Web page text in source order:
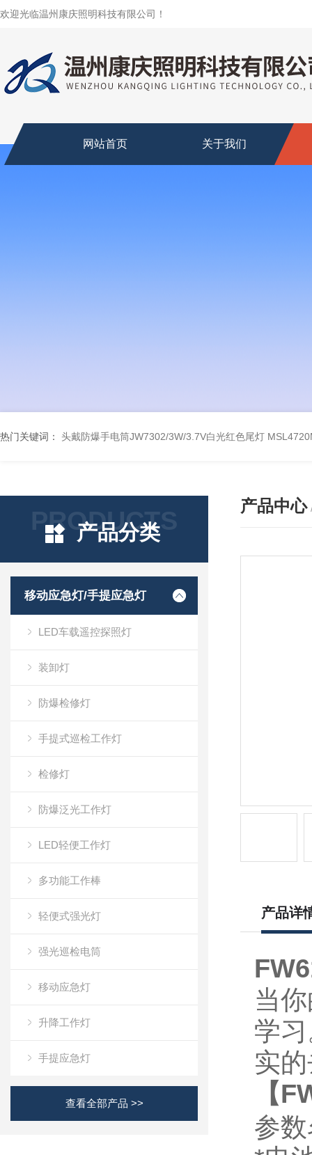
欢迎光临温州康庆照明科技有限公司！
网站首页 关于我们
热门关键词： 头戴防爆手电筒JW7302/3W/3.7V白光红色尾灯
PRODUCTS
产品分类
移动应急灯/手提应急灯
LED车载遥控探照灯
装卸灯
防爆检修灯
手提式巡检工作灯
检修灯
防爆泛光工作灯
LED轻便工作灯
多功能工作棒
轻便式强光灯
强光巡检电筒
移动应急灯
升降工作灯
手提应急灯
查看全部产品 >>
产品中心
产品详
当
学
实
【
参